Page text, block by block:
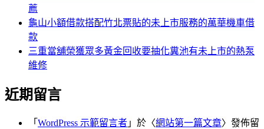
薦
龜山小額借款搭配竹北票貼的未上市服務的萬華機車借
款
三重當舖榮獲眾多黃金回收要抽化糞池有未上市的熱泵
維修
近期留言
「 WordPress 示範留言者 」於〈網站第一篇文章〉發佈留